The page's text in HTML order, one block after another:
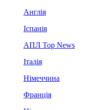
Англія
Іспанія
АПЛ Top News
Італія
Німеччина
Франція